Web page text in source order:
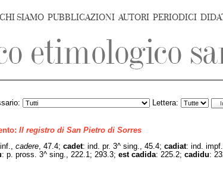
CHI SIAMO PUBBLICAZIONI AUTORI PERIODICI
Lettera:
Il registro di San Pietro di Sorres
cadere , 47.4; cadet: ind. pr. 3^ sing., 45.4; cadiat: ind.
: p. pross. 3^ sing., 222.1; 293.3; est cadida: 225.2; cadidu: